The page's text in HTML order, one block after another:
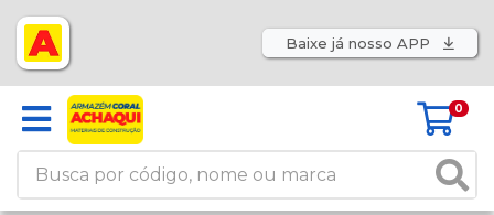
Baixe já nosso APP
0